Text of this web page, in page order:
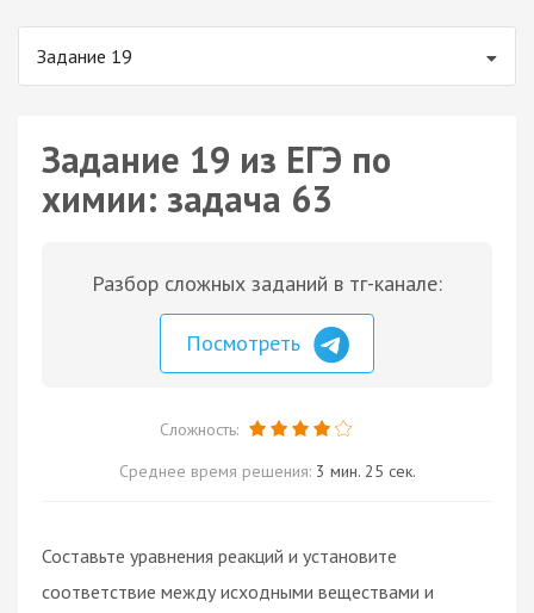
Задание 19
Задание 19 из ЕГЭ по
химии: задача 63
Разбор сложных заданий в тг-канале:
Посмотреть
Сложность:
Среднее время решения: 3 мин. 25 сек.
Составьте уравнения реакций и установите
соответствие между исходными веществами и